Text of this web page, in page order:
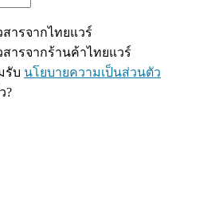
ารจากไทยแวร์
ารจากร้านค้าไทยแวร์
รับ นโยบายความเป็นส่วนตัว
?